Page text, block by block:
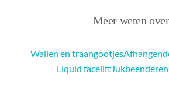
Meer weten over
Wallen en traangootjes
Liquid facelift